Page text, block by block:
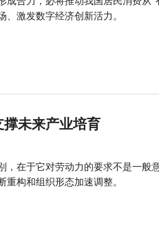
激发数字经济创新活力。
未来产业培育
，在于它对劳动力的要求不是一般
构和组织形态加速调整。